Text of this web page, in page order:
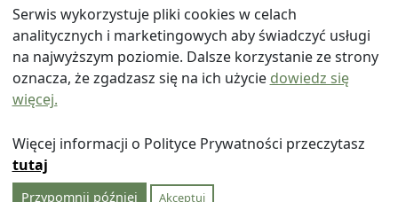
Telefon: 814641700 E-mail: info@smczuby.pl
© 2026
Serwis wykorzystuje pliki cookies w celach
analitycznych i marketingowych aby świadczyć usługi
na najwyższym poziomie. Dalsze korzystanie ze strony
oznacza, że zgadzasz się na ich użycie dowiedz się
więcej.
Więcej informacji o Polityce Prywatności przeczytasz
tutaj
Przypomnij później Akceptuj